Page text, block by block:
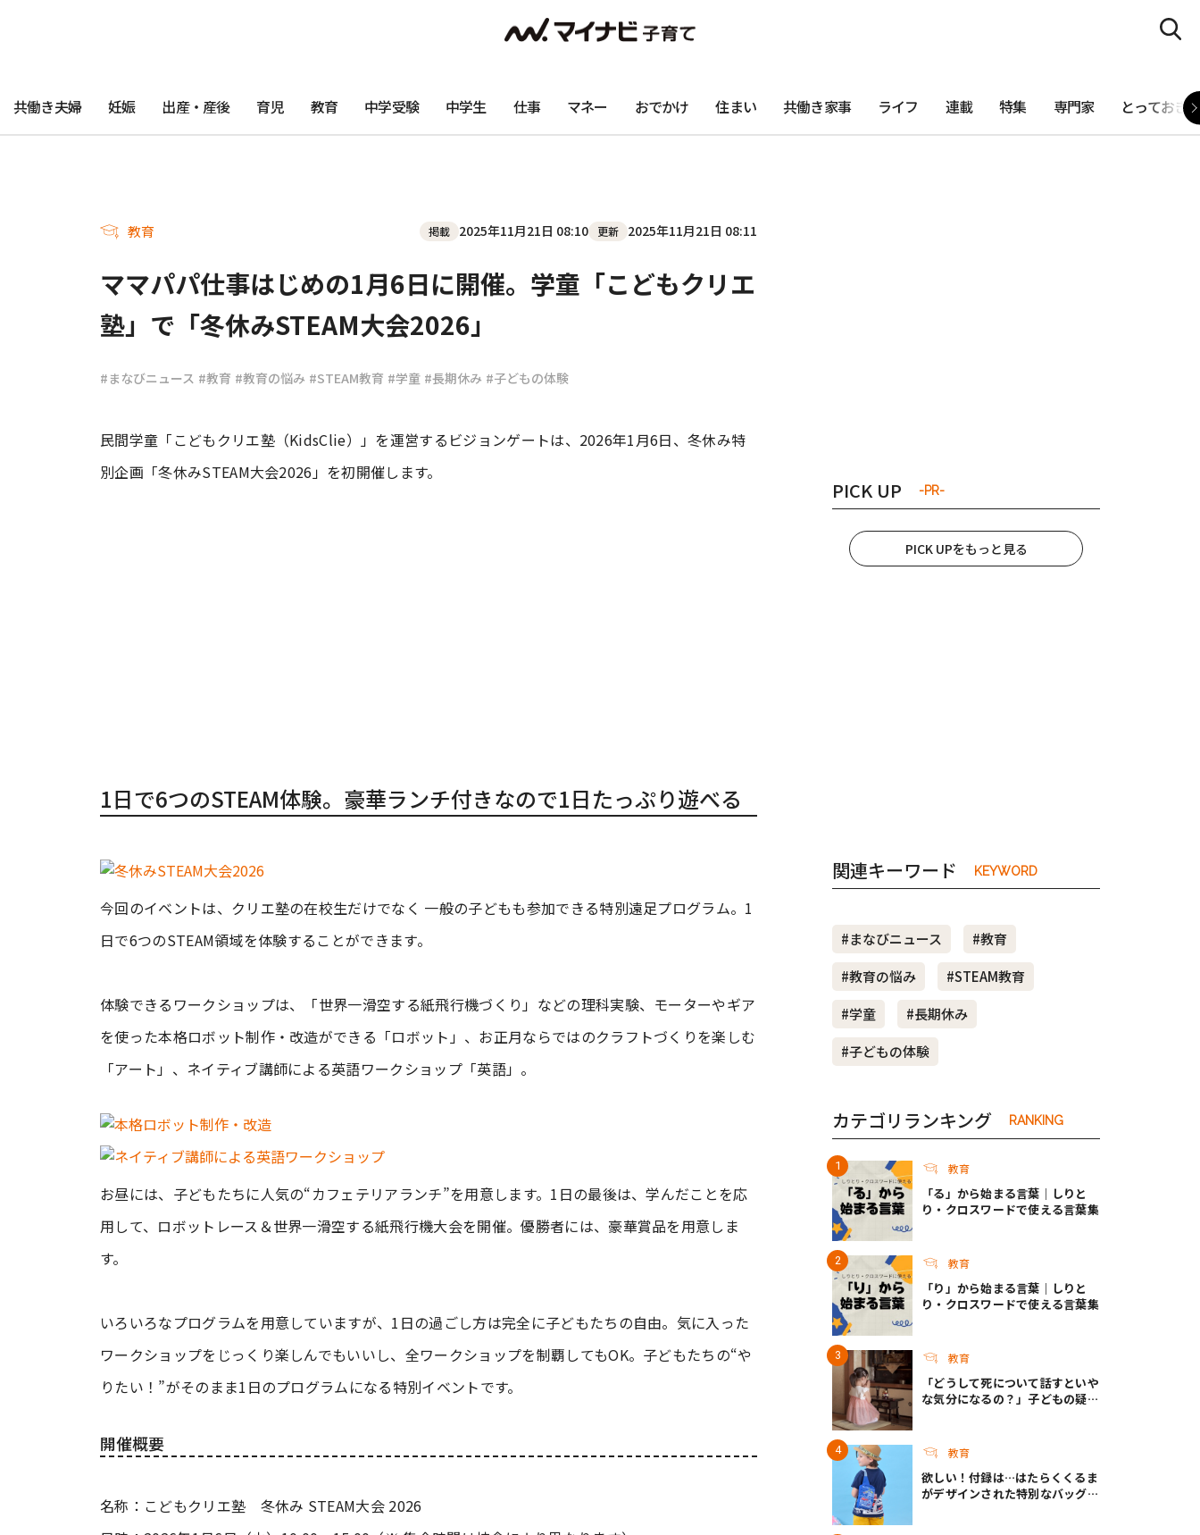
共働き夫婦 妊娠 出産・産後 育児 教育 中学受験 中学生 仕事 マネー おでかけ 住まい 共働き家事 ライフ 連載 特集 専門家 とっておき
教育 掲載 2025年11月21日 08:10 更新 2025年11月21日 08:11
ママパパ仕事はじめの1月6日に開催。学童「こどもクリエ
塾」で「冬休みSTEAM大会2026」
#まなびニュース #教育 #教育の悩み #STEAM教育 #学童 #長期休み #子どもの体験
民間学童「こどもクリエ塾（KidsClie）」を運営するビジョンゲートは、2026年1月6日、冬休み特
別企画「冬休みSTEAM大会2026」を初開催します。
1日で6つのSTEAM体験。豪華ランチ付きなので1日たっぷり遊べる
今回のイベントは、クリエ塾の在校生だけでなく 一般の子どもも参加できる特別遠足プログラム。1
日で6つのSTEAM領域を体験することができます。
体験できるワークショップは、「世界一滑空する紙飛行機づくり」などの理科実験、モーターやギア
を使った本格ロボット制作・改造ができる「ロボット」、お正月ならではのクラフトづくりを楽しむ
「アート」、ネイティブ講師による英語ワークショップ「英語」。
お昼には、子どもたちに人気の“カフェテリアランチ”を用意します。1日の最後は、学んだことを応
用して、ロボットレース＆世界一滑空する紙飛行機大会を開催。優勝者には、豪華賞品を用意しま
す。
いろいろなプログラムを用意していますが、1日の過ごし方は完全に子どもたちの自由。気に入った
ワークショップをじっくり楽しんでもいいし、全ワークショップを制覇してもOK。子どもたちの“や
りたい！”がそのまま1日のプログラムになる特別イベントです。
開催概要
名称：こどもクリエ塾 冬休み STEAM大会 2026
PICK UP -PR-
PICK UPをもっと見る
関連キーワード KEYWORD
#まなびニュース
#教育
#教育の悩み
#STEAM教育
#学童
#長期休み
#子どもの体験
カテゴリランキング RANKING
教育
「る」から始まる言葉｜しりと
り・クロスワードで使える言葉集
教育
「り」から始まる言葉｜しりと
り・クロスワードで使える言葉集
教育
「どうして死について話すといや
な気分になるの？」子どもの疑問
教育
欲しい！付録は…はたらくくるま
がデザインされた特別なバッグ！